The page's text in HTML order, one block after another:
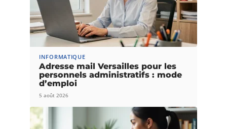
INFORMATIQUE
Adresse mail Versailles pour les
personnels administratifs : mode
d’emploi
5 août 2026